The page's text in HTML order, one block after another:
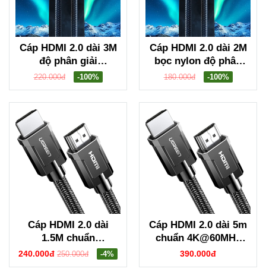
Cáp HDMI 2.0 dài 3M
độ phân giải
4K@60Hz Ugreen
40102
220.000đ -100%
Cáp HDMI 2.0 dài 2M
bọc nylon độ phân
giải 4K@60Hz Ugreen
40101
180.000đ -100%
Cáp HDMI 2.0 dài
1.5M chuẩn
4K@60MHz Ugreen
240.000đ 250.000đ -4%
Cáp HDMI 2.0 dài 5m
chuẩn 4K@60MHz
Ugreen 70326
390.000đ